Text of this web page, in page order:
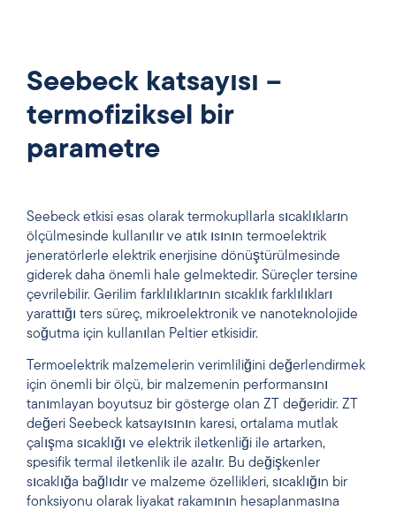
Seebeck katsayısı –
termofiziksel bir
parametre
Seebeck etkisi esas olarak termokupllarla sıcaklıkların
ölçülmesinde kullanılır ve atık ısının termoelektrik
jeneratörlerle elektrik enerjisine dönüştürülmesinde
giderek daha önemli hale gelmektedir. Süreçler tersine
çevrilebilir. Gerilim farklılıklarının sıcaklık farklılıkları
yarattığı ters süreç, mikroelektronik ve nanoteknolojide
soğutma için kullanılan Peltier etkisidir.
Termoelektrik malzemelerin verimliliğini değerlendirmek
için önemli bir ölçü, bir malzemenin performansını
tanımlayan boyutsuz bir gösterge olan ZT değeridir. ZT
değeri Seebeck katsayısının karesi, ortalama mutlak
çalışma sıcaklığı ve elektrik iletkenliği ile artarken,
spesifik termal iletkenlik ile azalır. Bu değişkenler
sıcaklığa bağlıdır ve malzeme özellikleri, sıcaklığın bir
fonksiyonu olarak liyakat rakamının hesaplanmasına